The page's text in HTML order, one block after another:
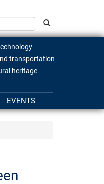
transportation
heritage
EVENTS